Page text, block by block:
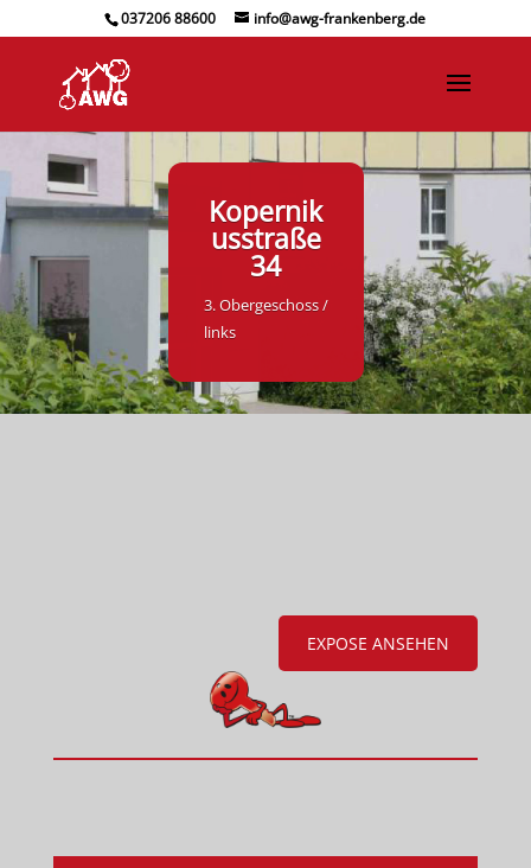
037206 88600 info@awg-frankenberg.de
Kopernik
usstraße
34
3. Obergeschoss /
links
EXPOSE ANSEHEN